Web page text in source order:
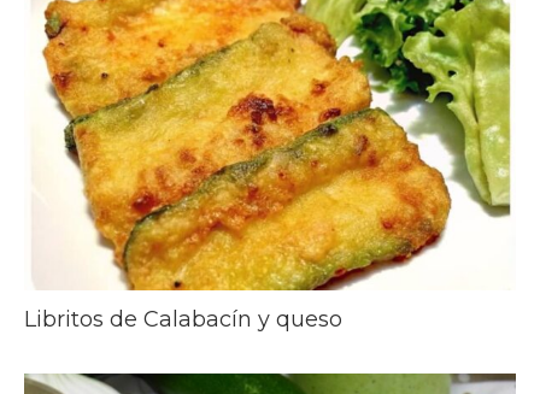
Libritos de Calabacín y queso